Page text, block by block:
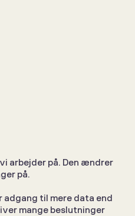
arbejder på. Den ændrer
på.
adgang til mere data end
mange beslutninger